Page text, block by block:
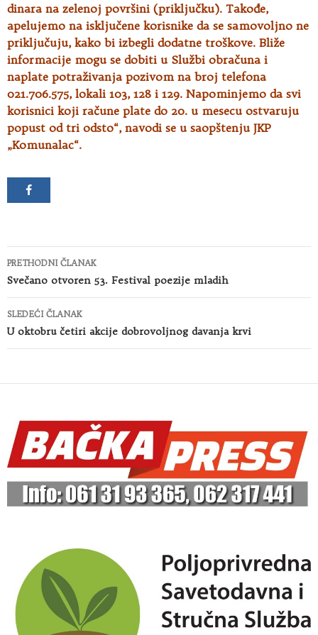
dinara na zelenoj površini (priključku). Takođe,
apelujemo na isključene korisnike da se samovoljno ne
priključuju, kako bi izbegli dodatne troškove. Bliže
informacije mogu se dobiti u Službi obračuna i
naplate potraživanja pozivom na broj telefona
021.706.575, lokali 103, 128 i 129. Napominjemo da svi
korisnici koji račune plate do 20. u mesecu ostvaruju
popust od tri odsto“, navodi se u saopštenju JKP
„Komunalac“.
Kretanje
članaka
PRETHODNI ČLANAK
Svečano otvoren 53. Festival poezije mladih
SLEDEĆI ČLANAK
U oktobru četiri akcije dobrovoljnog davanja krvi